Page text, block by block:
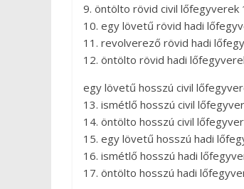
9. öntölto rövid civil lőfegyverek
10. egy lövetű rövid hadi
11. revolverező rövid hadi
12. öntölto rövid hadi
egy lövetű hosszú civil
13. ismétlő hosszú civil
14. öntölto hosszú civil
15. egy lövetű hosszú hadi
16. ismétlő hosszú hadi
17. öntölto hosszú hadi